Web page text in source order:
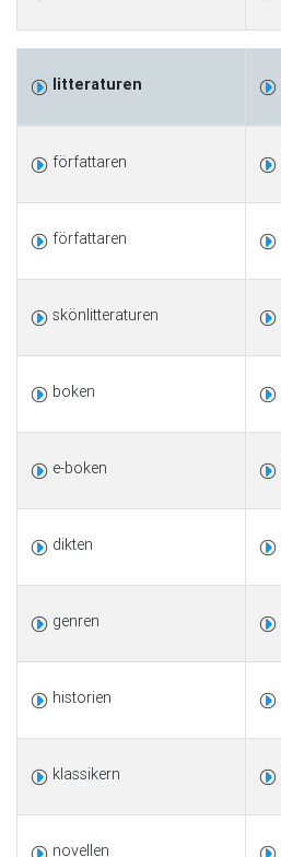
litteraturen
författaren
författaren
skönlitteraturen
boken
e-boken
dikten
genren
historien
klassikern
novellen